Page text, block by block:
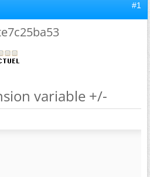
#1
variable +/-